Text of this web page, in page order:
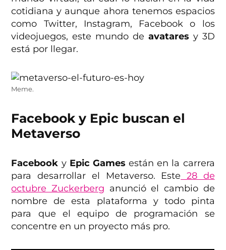
cotidiana y aunque ahora tenemos espacios
como Twitter, Instagram, Facebook o los
videojuegos, este mundo de avatares y 3D
está por llegar.
Meme.
Facebook y Epic buscan el
Metaverso
Facebook yEpic Games están en la carrera
para desarrollar el Metaverso. Este 28 de
octubre Zuckerberg anunció el cambio de
nombre de esta plataforma y todo pinta
para que el equipo de programación se
concentre en un proyecto más pro.